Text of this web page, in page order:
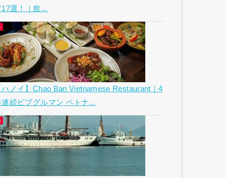
17選！｜飲...
ハノイ】Chao Ban Vietnamese Restaurant｜4
連続ビブグルマン ベトナ...